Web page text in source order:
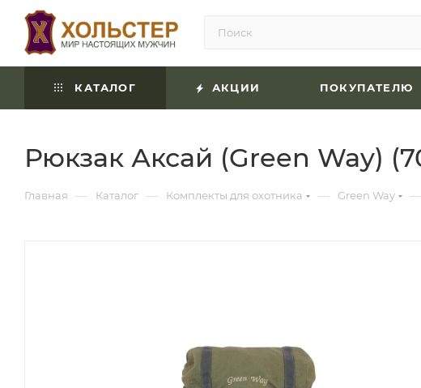
КАТАЛОГ АКЦИИ ПОКУПАТЕЛЮ
Рюкзак Аксай (Green Way)
Главная — Каталог — Комплекты для охотника — Green Way —